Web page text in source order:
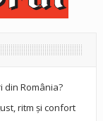
din România?
ritm și confort